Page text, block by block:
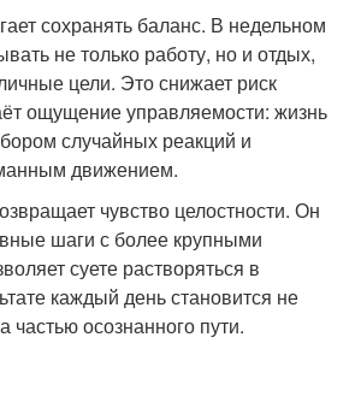
сохранять баланс. В недельном
не только работу, но и отдых,
цели. Это снижает риск
ощущение управляемости: жизнь
случайных реакций и
движением.
чувство целостности. Он
шаги с более крупными
суете растворяться в
каждый день становится не
частью осознанного пути.